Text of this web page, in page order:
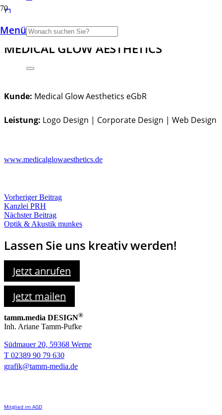
Menü
MEDICAL GLOW AESTHETICS
Kunde: Medical Glow Aesthetics eGbR
Leistung: Logo Design | Corporate Design | Web Design
www.medicalglowaesthetics.de
Vorheriger Beitrag
Kanzlei PRH
Nächster Beitrag
Optik & Akustik munkes
Lassen Sie uns kreativ werden!
Jetzt anrufen
Jetzt mailen
tamm.media DESIGN®
Inh. Ariane Tamm-Pufke
Südmauer 20, 59368 Werne
T 02389 90 79 630
grafik@tamm-media.de
Mitglied im AGD